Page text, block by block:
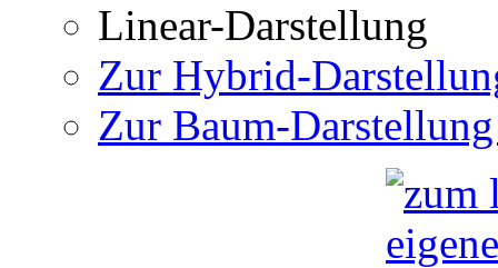
Linear-Darstellung
Zur Hybrid-
Zur Baum-